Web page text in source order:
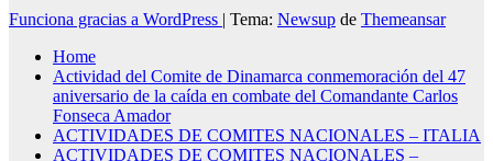
Funciona gracias a WordPress | Tema: Newsup de Themeansar
Home
Actividad del Comite de Dinamarca conmemoración del 47
aniversario de la caída en combate del Comandante Carlos
Fonseca Amador
ACTIVIDADES DE COMITES NACIONALES – ITALIA
ACTIVIDADES DE COMITES NACIONALES –